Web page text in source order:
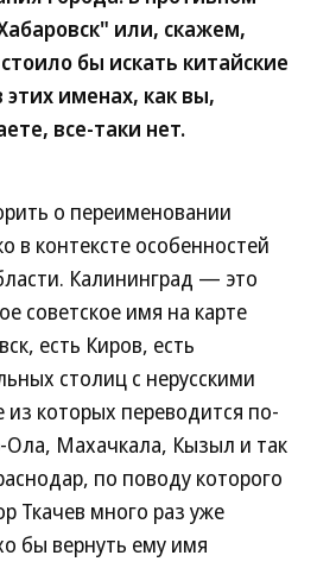
или, скажем,
бы искать китайские
этих именах, как вы,
все-таки нет.
о переименовании
в контексте особенностей
Калининград — это
советское имя на карте
есть Киров, есть
столиц с нерусскими
которых переводится по-
Махачкала, Кызыл и так
по поводу которого
Ткачев много раз уже
бы вернуть ему имя